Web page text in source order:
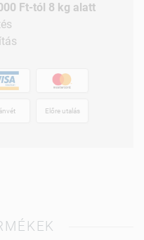
Ft-tól 8 kg alatt
Előre utalás